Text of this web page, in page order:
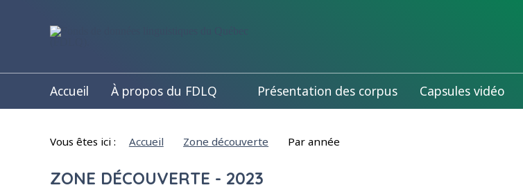
Accueil À propos du FDLQ Présentation des corpus Capsules vidéo
Vous êtes ici : Accueil Zone découverte Par année
ZONE DÉCOUVERTE - 2023